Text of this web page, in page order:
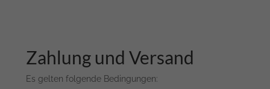
Zahlung und Versand
Es gelten folgende Bedingungen: